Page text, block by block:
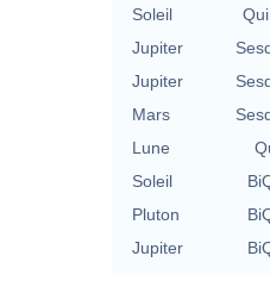
Soleil
Jupiter
Jupiter
Mars
Lune
Soleil
Pluton
Jupiter